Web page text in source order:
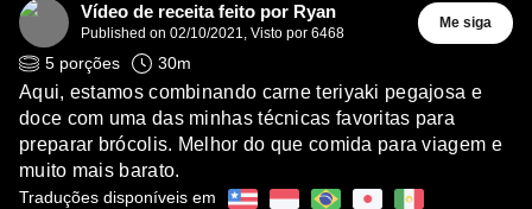
Vídeo de receita feito por Ryan
Published on 02/10/2021, Visto por 6468
Me siga
5 porções 30m
Aqui, estamos combinando carne teriyaki pegajosa e
doce com uma das minhas técnicas favoritas para
preparar brócolis. Melhor do que comida para viagem e
muito mais barato.
Traduções disponíveis em